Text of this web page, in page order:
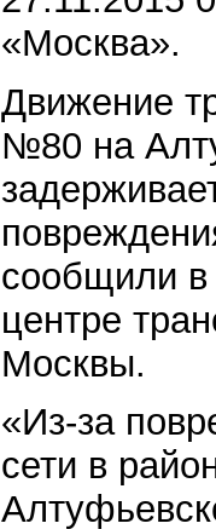
«Москва».
Движение
№80 на
сообщили
центре
Москвы.
«Из-за
сети в